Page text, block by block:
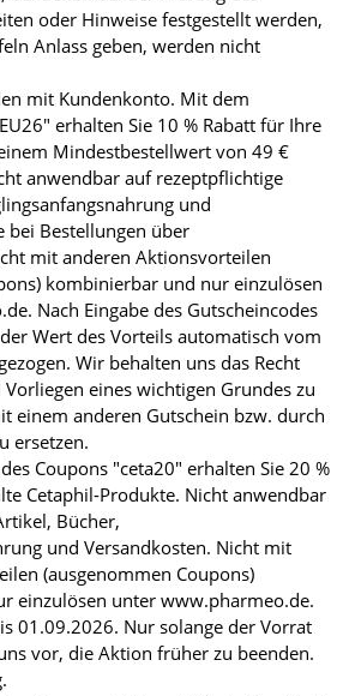
oder Hinweise festgestellt werden,
Anlass geben, werden nicht
mit Kundenkonto. Mit dem
erhalten Sie 10 % Rabatt für Ihre
Mindestbestellwert von 49 €
anwendbar auf rezeptpflichtige
und
bei Bestellungen über
mit anderen Aktionsvorteilen
kombinierbar und nur einzulösen
Nach Eingabe des Gutscheincodes
Wert des Vorteils automatisch vom
Wir behalten uns das Recht
eines wichtigen Grundes zu
einem anderen Gutschein bzw. durch
ersetzen.
Coupons "ceta20" erhalten Sie 20 %
Cetaphil-Produkte. Nicht anwendbar
Bücher,
und Versandkosten. Nicht mit
(ausgenommen Coupons)
einzulösen unter www.pharmeo.de.
01.09.2026. Nur solange der Vorrat
vor, die Aktion früher zu beenden.